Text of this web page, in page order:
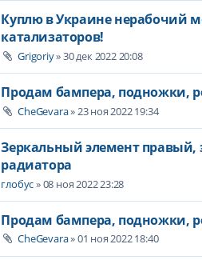
Куплю в Украине нерабочий
катализаторов!
Grigoriy» 30 дек 2022 20:08
Продам бампера, подножки,
CheGevara» 23 ноя 2022 19:34
Зеркальный элемент
радиатора
глобус» 08 ноя 2022 23:28
Продам бампера, подножки,
CheGevara» 01 ноя 2022 18:40